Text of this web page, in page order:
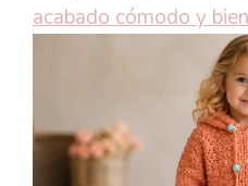
acabado cómodo y